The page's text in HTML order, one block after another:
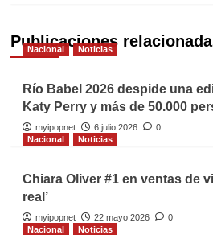
Publicaciones
Nacional Noticias
Río Babel 2026 despide una
Katy Perry y más de 50.000
myipopnet 6 julio 2026
0
Nacional
Noticias
Chiara Oliver #1 en ventas de
real’
myipopnet 22 mayo 2026
0
Nacional
Noticias